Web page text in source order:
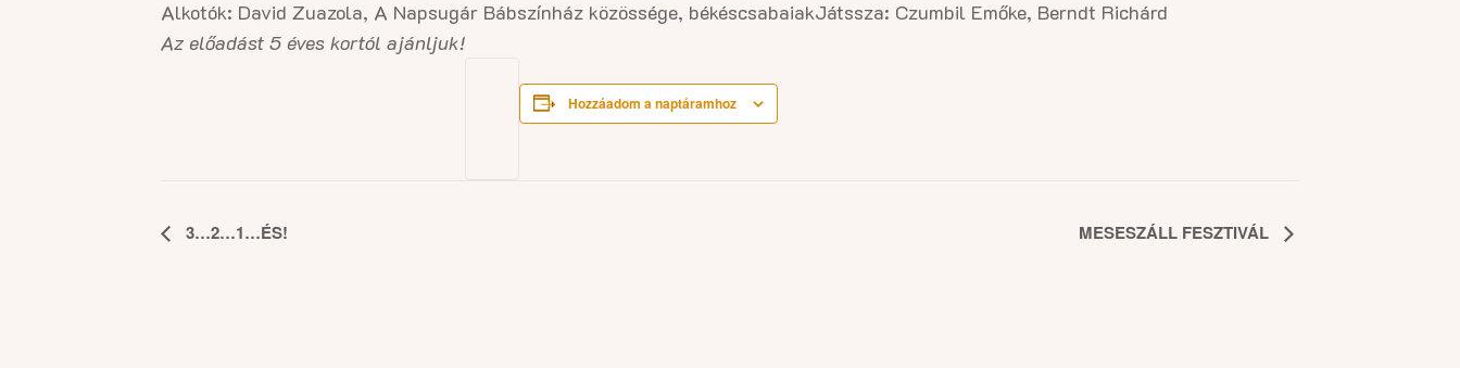
Alkotók: David Zuazola, A Napsugár Bábszínház közössége, békéscsabaiakJátssza: Czumbil Emőke, Berndt Richárd
Az előadást 5 éves kortól ajánljuk!
Hozzáadom a naptáramhoz
Esemény
navigáció
3…2…1…ÉS! MESESZÁLL FESZTIVÁL